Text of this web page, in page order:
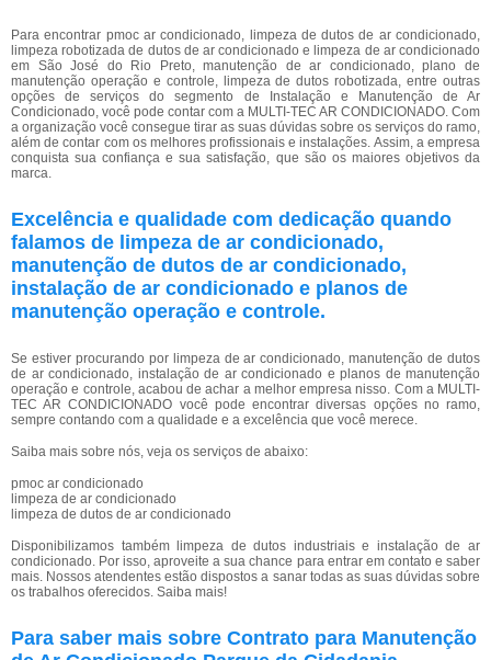
Para encontrar pmoc ar condicionado, limpeza de dutos de ar condicionado,
limpeza robotizada de dutos de ar condicionado e limpeza de ar condicionado
em São José do Rio Preto, manutenção de ar condicionado, plano de
manutenção operação e controle, limpeza de dutos robotizada, entre outras
opções de serviços do segmento de Instalação e Manutenção de Ar
Condicionado, você pode contar com a MULTI-TEC AR CONDICIONADO. Com
a organização você consegue tirar as suas dúvidas sobre os serviços do ramo,
além de contar com os melhores profissionais e instalações. Assim, a empresa
conquista sua confiança e sua satisfação, que são os maiores objetivos da
marca.
Excelência e qualidade com dedicação quando
falamos de limpeza de ar condicionado,
manutenção de dutos de ar condicionado,
instalação de ar condicionado e planos de
manutenção operação e controle.
Se estiver procurando por limpeza de ar condicionado, manutenção de dutos
de ar condicionado, instalação de ar condicionado e planos de manutenção
operação e controle, acabou de achar a melhor empresa nisso. Com a MULTI-
TEC AR CONDICIONADO você pode encontrar diversas opções no ramo,
sempre contando com a qualidade e a excelência que você merece.
Saiba mais sobre nós, veja os serviços de abaixo:
pmoc ar condicionado
limpeza de ar condicionado
limpeza de dutos de ar condicionado
Disponibilizamos também limpeza de dutos industriais e instalação de ar
condicionado. Por isso, aproveite a sua chance para entrar em contato e saber
mais. Nossos atendentes estão dispostos a sanar todas as suas dúvidas sobre
os trabalhos oferecidos. Saiba mais!
Para saber mais sobre Contrato para Manutenção